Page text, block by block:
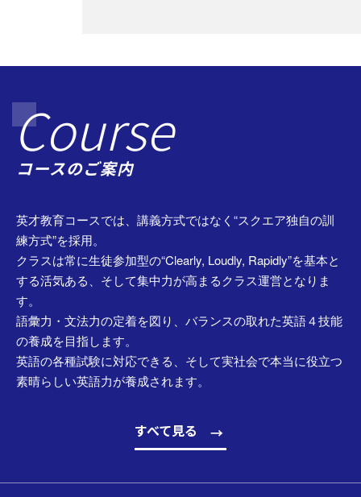
Course
コースのご案内
英才教育コースでは、講義方式ではなく“スクエア独自の訓
練方式”を採用。
クラスは常に生徒参加型の“Clearly, Loudly, Rapidly”を基本と
する活気ある、そして集中力が高まるクラス運営となりま
す。
語彙力・文法力の定着を図り、バランスの取れた英語４技能
の養成を目指します。
英語の各種試験に対応できる、そして実社会で本当に役立つ
素晴らしい英語力が養成されます。
すべて見る